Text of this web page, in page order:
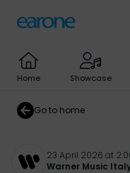
Home Showcase
Go to home
23 April 2026 at
Warner Music